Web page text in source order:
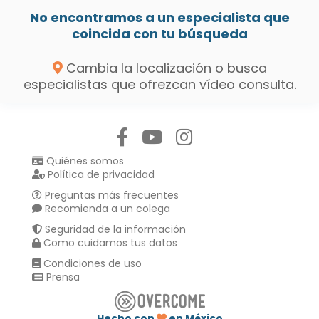
No encontramos a un especialista que
coincida con tu búsqueda
Cambia la localización o busca
especialistas que ofrezcan vídeo consulta.
Quiénes somos
Política de privacidad
Preguntas más frecuentes
Recomienda a un colega
Seguridad de la información
Como cuidamos tus datos
Condiciones de uso
Prensa